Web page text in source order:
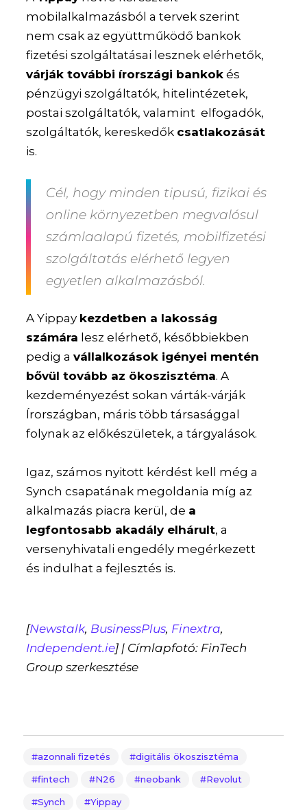
mobilalkalmazásból a tervek szerint
nem csak az együttműködő bankok
fizetési szolgáltatásai lesznek elérhetők,
várják további írországi bankok és
pénzügyi szolgáltatók, hitelintézetek,
postai szolgáltatók, valamint elfogadók,
szolgáltatók, kereskedők csatlakozását
is.
Cél, hogy minden tipusú, fizikai és
online környezetben megvalósul
számlaalapú fizetés, mobilfizetési
szolgáltatás elérhető legyen
egyetlen alkalmazásból.
A Yippay kezdetben a lakosság
számára lesz elérhető, későbbiekben
pedig avállalkozások igényei mentén
bővül tovább az ökoszisztéma.A
kezdeményezést sokan várták-várják
Írországban, máris több társasággal
folynak az előkészületek, a tárgyalások.
Igaz, számos nyitott kérdést kell még a
Synch csapatának megoldania míg az
alkalmazás piacra kerül, de a
legfontosabb akadály elhárult, a
versenyhivatali engedély megérkezett
és indulhat a fejlesztés is.
[Newstalk, BusinessPlus, Finextra,
Independent.ie] | Címlapfotó: FinTech
Group szerkesztése
azonnali fizetés digitális ökoszisztéma
fintech N26 neobank Revolut
Synch Yippay